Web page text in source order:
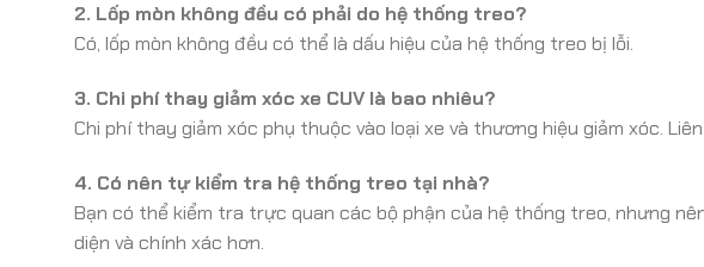
2. Lốp mòn không đều có phải do hệ thống treo?
Có, lốp mòn không đều có thể là dấu hiệu của hệ thống treo bị lỗi.
3. Chi phí thay giảm xóc xe CUV là bao nhiêu?
Chi phí thay giảm xóc phụ thuộc vào loại xe và thương hiệu giảm xóc.
4. Có nên tự kiểm tra hệ thống treo tại nhà?
Bạn có thể kiểm tra trực quan các bộ phận của hệ thống treo, nhưng
diện và chính xác hơn.